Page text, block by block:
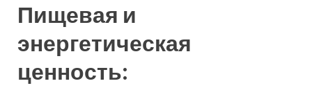
Пищевая и
энергетическая
ценность: